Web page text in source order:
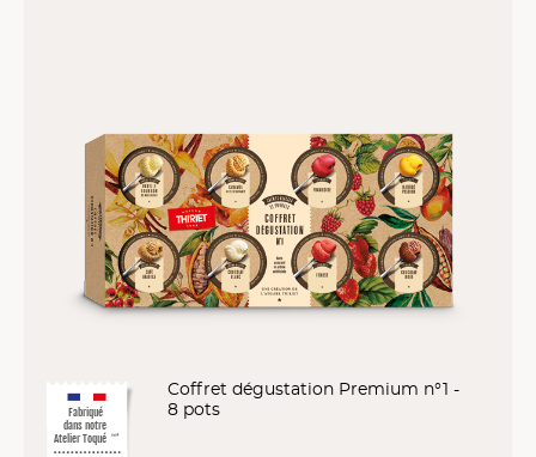
Fabriqué
dans notre
Atelier Toqué ™*
Coffret dégustation Premium n°1 -
8 pots